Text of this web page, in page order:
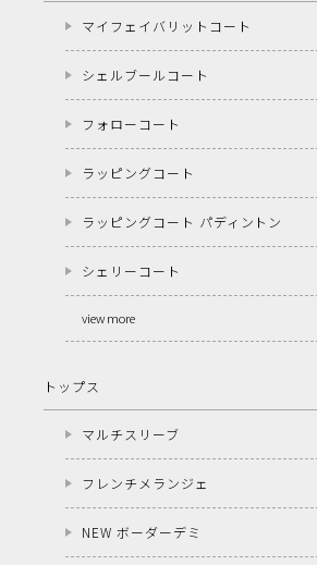
マイフェイバリットコート
シェルブールコート
フォローコート
ラッピングコート
ラッピングコート パディントン
シェリーコート
view more
トップス
マルチスリーブ
フレンチメランジェ
NEW ボーダーデミ